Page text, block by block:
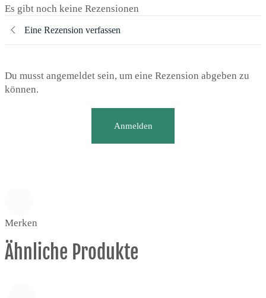
Es gibt noch keine Rezensionen
Eine Rezension verfassen
Du musst angemeldet sein, um eine Rezension abgeben zu
können.
Anmelden
Merken
Ähnliche Produkte